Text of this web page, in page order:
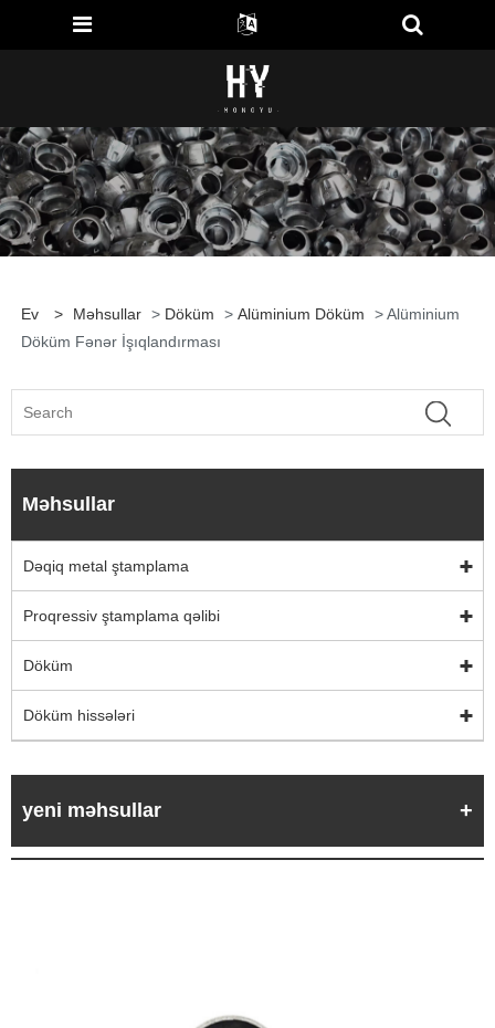
Ev > Məhsullar > Döküm > Alüminium Döküm
> Alüminium
Döküm Fənər İşıqlandırması
Məhsullar
Dəqiq metal ştamplama
Proqressiv ştamplama qəlibi
Döküm
Döküm hissələri
yeni məhsullar